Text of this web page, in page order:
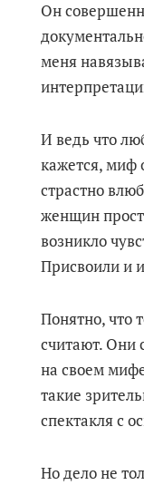
Он
меня
И ведь что
кажется, миф
страстно
женщин
возникло
Присвоили и
Понятно, что
считают. Они
на своем
такие
спектакля с
Но дело не